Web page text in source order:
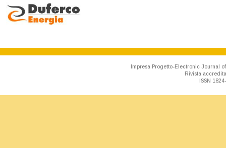
Impresa Progetto-Electronic Journal
Rivista
ISSN